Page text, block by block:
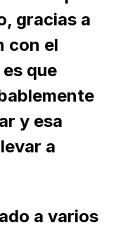
gracias a
con el
que
y esa
a
a varios